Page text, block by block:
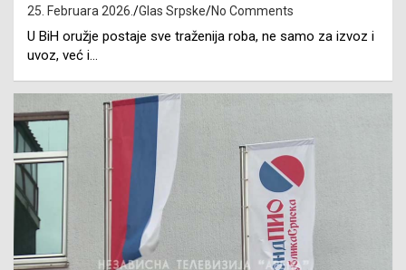
25. Februara 2026. Glas Srpske No Comments
U BiH oružje postaje sve traženija roba, ne samo za izvoz i
uvoz, već i…